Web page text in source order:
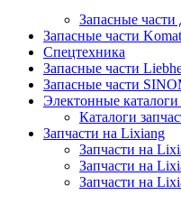
Запасные части
Запасные части
Спецтехника
Запасные части
Запасные части
Электонные каталоги
Каталоги
Запчасти на Lixiang
Запчасти на
Запчасти на
Запчасти на